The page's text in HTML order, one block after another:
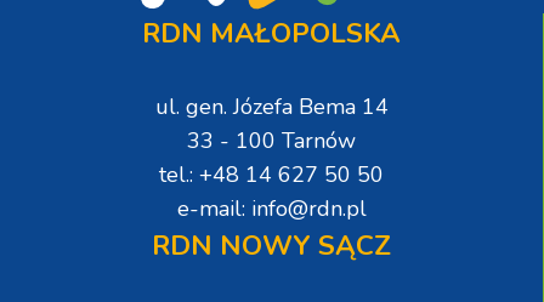
RDN MAŁOPOLSKA
ul. gen. Józefa Bema 14
33 - 100 Tarnów
tel.: +48 14 627 50 50
e-mail: info@rdn.pl
RDN NOWY SĄCZ